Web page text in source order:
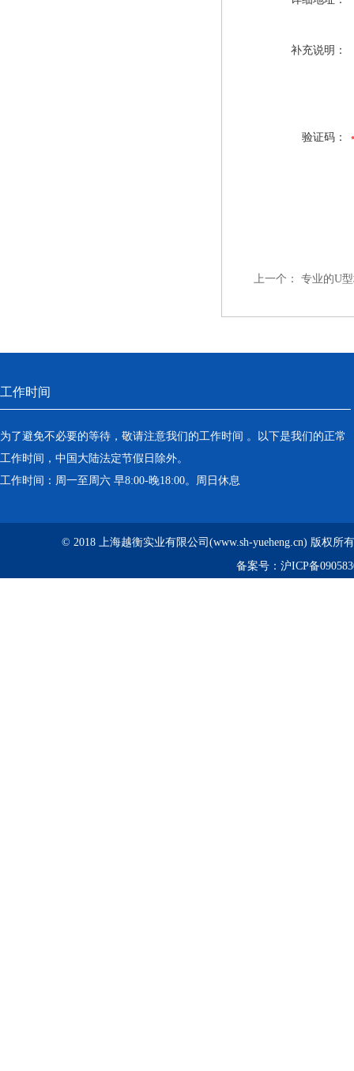
补充说明：
验证码：
上一个： 专业的U
工作时间
为了避免不必要的等待，敬请注意我们的工作时间 。以下是我们的正常
工作时间，中国大陆法定节假日除外。
工作时间：周一至周六 早8:00-晚18:00。周日休息
© 2018 上海越衡实业有限公司(www.sh-yueheng.cn) 版权所
备案号： 沪ICP备